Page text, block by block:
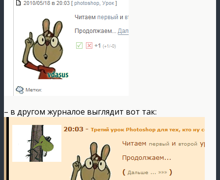
– в другом журналое выглядит вот так: